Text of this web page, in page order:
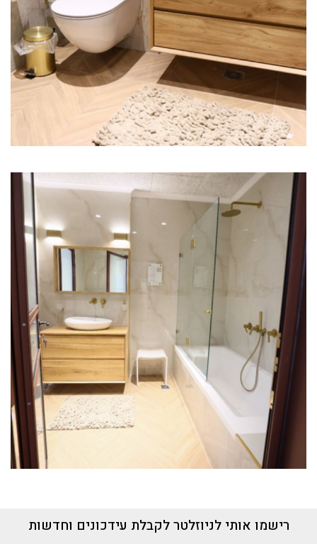
רישמו אותי לניוזלטר לקבלת עידכונים וחדשות